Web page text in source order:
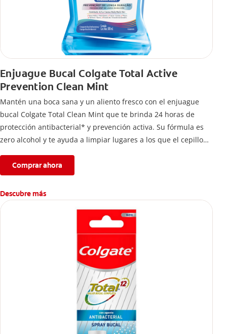
Enjuague Bucal Colgate Total Active
Prevention Clean Mint
Mantén una boca sana y un aliento fresco con el enjuague
bucal Colgate Total Clean Mint que te brinda 24 horas de
protección antibacterial* y prevención activa. Su fórmula es
zero alcohol y te ayuda a limpiar lugares a los que el cepillo
Comprar ahora
Descubre más